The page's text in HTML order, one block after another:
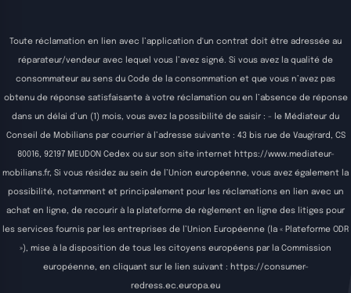
Toute réclamation en lien avec l’application d'un contrat doit être adressée au
réparateur/vendeur avec lequel vous l’avez signé. Si vous avez la qualité de
consommateur au sens du Code de la consommation et que vous n’avez pas
obtenu de réponse satisfaisante à votre réclamation ou en l’absence de réponse
dans un délai d’un (1) mois, vous avez la possibilité de saisir : - le Médiateur du
Conseil de Mobilians par courrier à l’adresse suivante : 43 bis rue de Vaugirard, CS
80016, 92197 MEUDON Cedex ou sur son site internet https://www.mediateur-
mobilians.fr, Si vous résidez au sein de l’Union européenne, vous avez également la
possibilité, notamment et principalement pour les réclamations en lien avec un
achat en ligne, de recourir à la plateforme de règlement en ligne des litiges pour
les services fournis par les entreprises de l’Union Européenne (la « Plateforme ODR
»), mise à la disposition de tous les citoyens européens par la Commission
européenne, en cliquant sur le lien suivant : https://consumer-
redress.ec.europa.eu